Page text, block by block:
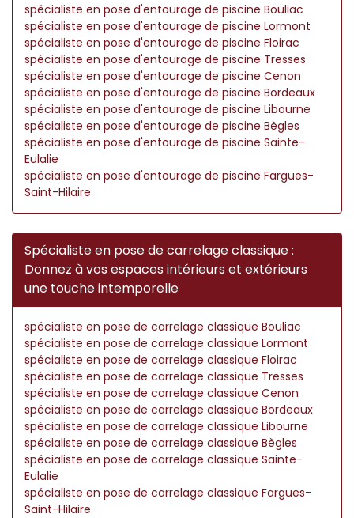
spécialiste en pose d'entourage de piscine Bouliac
spécialiste en pose d'entourage de piscine Lormont
spécialiste en pose d'entourage de piscine Floirac
spécialiste en pose d'entourage de piscine Tresses
spécialiste en pose d'entourage de piscine Cenon
spécialiste en pose d'entourage de piscine Bordeaux
spécialiste en pose d'entourage de piscine Libourne
spécialiste en pose d'entourage de piscine Bègles
spécialiste en pose d'entourage de piscine Sainte-
Eulalie
spécialiste en pose d'entourage de piscine Fargues-
Saint-Hilaire
Spécialiste en pose de carrelage classique :
Donnez à vos espaces intérieurs et extérieurs
une touche intemporelle
spécialiste en pose de carrelage classique Bouliac
spécialiste en pose de carrelage classique Lormont
spécialiste en pose de carrelage classique Floirac
spécialiste en pose de carrelage classique Tresses
spécialiste en pose de carrelage classique Cenon
spécialiste en pose de carrelage classique Bordeaux
spécialiste en pose de carrelage classique Libourne
spécialiste en pose de carrelage classique Bègles
spécialiste en pose de carrelage classique Sainte-
Eulalie
spécialiste en pose de carrelage classique Fargues-
Saint-Hilaire